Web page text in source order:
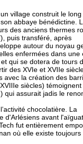
village construit le
abbaye bénédictine.
des anciens thermes
puis transféré, après
autour du noyau
enfermées dans une
qui se dotera de tours
des XVIe et XVIIe
avec la création des
siècles)
qui assurait jadis le
chocolatière. La
d'Arlésiens avant
fut entièrement
où elle existe toujours